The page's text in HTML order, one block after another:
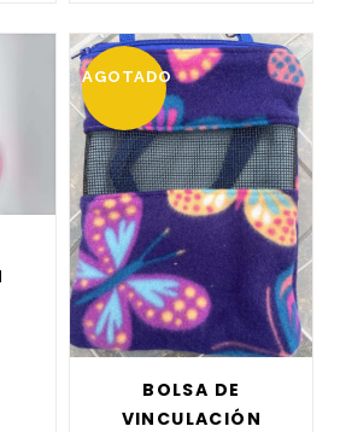
AGOTADO
BOLSA DE
VINCULACIÓN